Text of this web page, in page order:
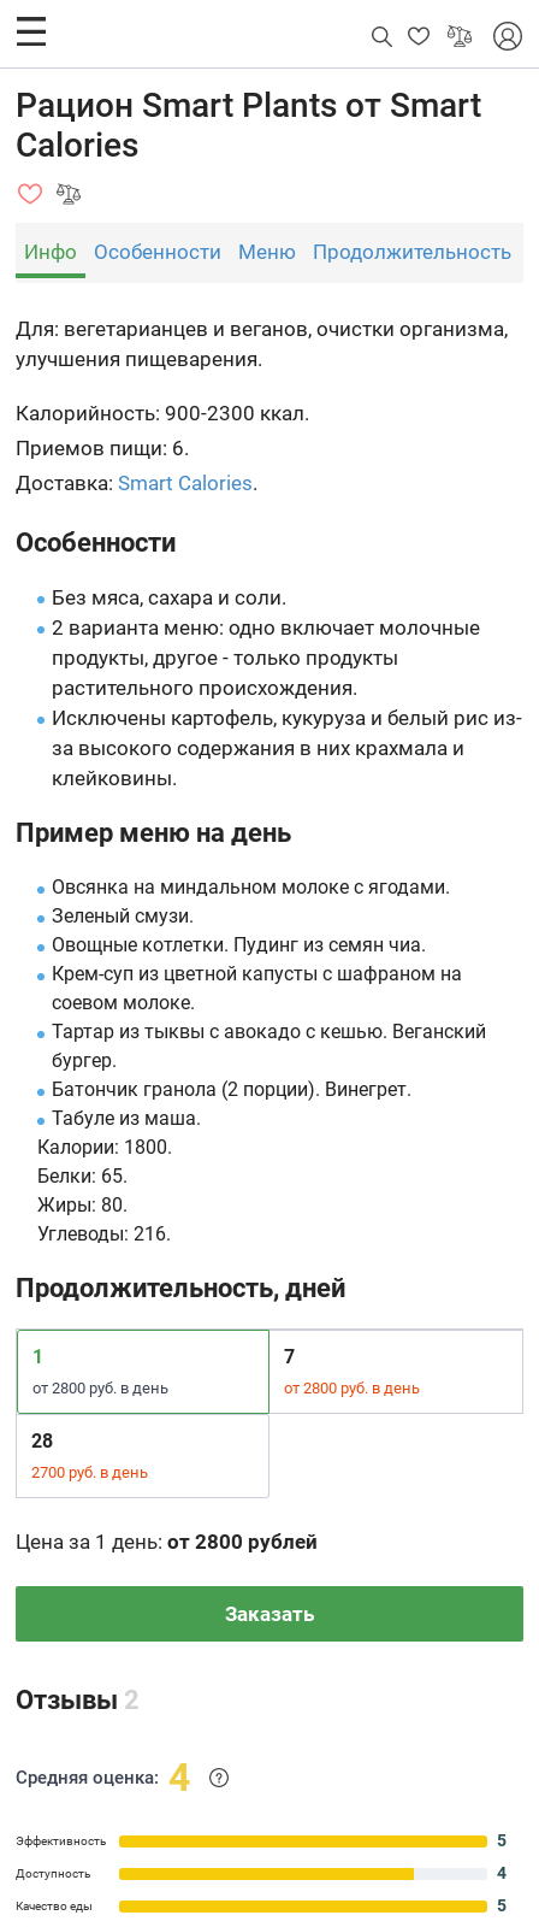
Рацион Smart Plants от Smart
Calories
Инфо Особенности Меню Продолжительность
Для: вегетарианцев и веганов, очистки организма,
улучшения пищеварения.
Калорийность: 900-2300 ккал.
Приемов пищи: 6.
Доставка:Smart Calories.
Особенности
Без мяса, сахара и соли.
2 варианта меню: одно включает молочные
продукты, другое - только продукты
растительного происхождения.
Исключены картофель, кукуруза и белый рис из-
за высокого содержания в них крахмала и
клейковины.
Пример меню на день
Овсянка на миндальном молоке с ягодами.
Зеленый смузи.
Овощные котлетки. Пудинг из семян чиа.
Крем-суп из цветной капусты с шафраном на
соевом молоке.
Тартар из тыквы с авокадо с кешью. Веганский
бургер.
Батончик гранола (2 порции). Винегрет.
Табуле из маша.
Калории: 1800.
Белки: 65.
Жиры: 80.
Углеводы: 216.
Продолжительность, дней
1
от 2800 руб. в день
7
от 2800 руб. в день
28
2700 руб. в день
Цена за 1 день:от 2800 рублей
Заказать
Отзывы 2
Средняя оценка: 4
Эффективность 5
Доступность 4
Качество еды 5